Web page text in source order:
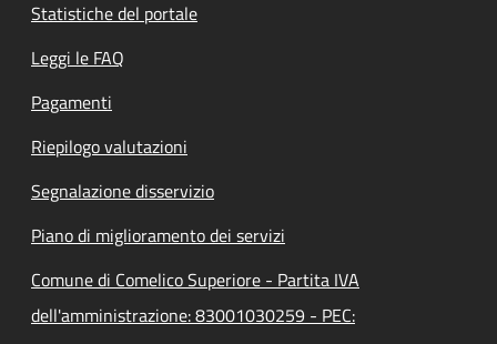
Statistiche del portale
Leggi le FAQ
Pagamenti
Riepilogo valutazioni
Segnalazione disservizio
Piano di miglioramento dei servizi
Comune di Comelico Superiore - Partita IVA
dell'amministrazione: 83001030259 - PEC: